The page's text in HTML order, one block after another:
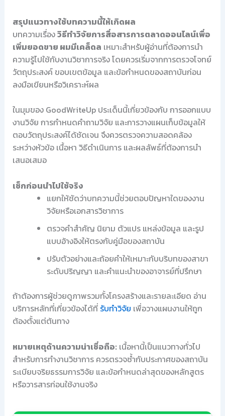
สรุปแนวทางใช้บทความนี้ให้เกิดผล
บทความเรื่องวิธีทำวิจัยการสื่อสารการตลาดออนไลน์เพื่อ
เพิ่มยอดขาย ผมมีเคล็ดล เหมาะสำหรับผู้อ่านที่ต้องการนำ
ความรู้ไปใช้กับงานวิชาการจริง โดยควรเริ่มจากการตรวจโจทย์
วัตถุประสงค์ ขอบเขตข้อมูล และข้อกำหนดของสถาบันก่อน
ลงมือเขียนหรือวิเคราะห์ผล
ในมุมของ GoodWriteUp ประเด็นนี้เกี่ยวข้องกับ การออกแบบ
งานวิจัย การกำหนดคำถามวิจัย และการวางแผนเก็บข้อมูลให้
ตอบวัตถุประสงค์ได้ชัดเจน จึงควรตรวจความสอดคล้อง
ระหว่างหัวข้อ เนื้อหา วิธีดำเนินการ และผลลัพธ์ที่ต้องการนำ
เสนอเสมอ
เช็กก่อนนำไปใช้จริง
แยกให้ชัดว่าบทความนี้ช่วยตอบปัญหาใดของงาน
วิจัยหรือเอกสารวิชาการ
ตรวจคำสำคัญ นิยาม ตัวแปร แหล่งข้อมูล และรูป
แบบอ้างอิงให้ตรงกับคู่มือของสถาบัน
ปรับตัวอย่างและถ้อยคำให้เหมาะกับบริบทของสาขา
ระดับปริญญา และคำแนะนำของอาจารย์ที่ปรึกษา
ถ้าต้องการผู้ช่วยดูภาพรวมทั้งโครงสร้างและรายละเอียด อ่าน
บริการหลักที่เกี่ยวข้องได้ที่ รับทำวิจัย เพื่อวางแผนงานให้ถูก
ต้องตั้งแต่ต้นทาง
หมายเหตุด้านความน่าเชื่อถือ: เนื้อหานี้เป็นแนวทางทั่วไป
สำหรับการทำงานวิชาการ ควรตรวจซ้ำกับประกาศของสถาบัน
ระเบียบจริยธรรมการวิจัย และข้อกำหนดล่าสุดของหลักสูตร
หรือวารสารก่อนใช้งานจริง